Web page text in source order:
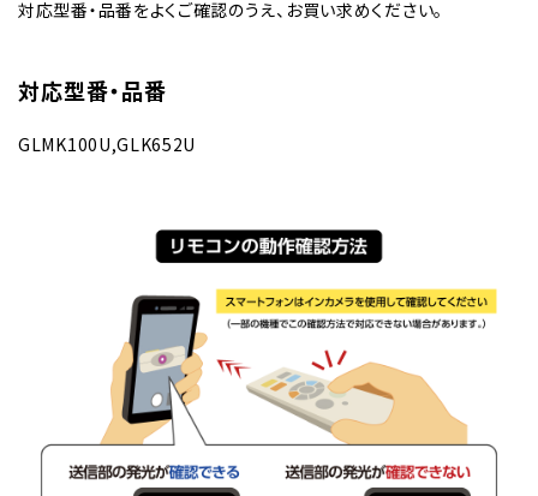
対応型番・品番をよくご確認のうえ、お買い求めください。
対応型番・品番
GLMK100U,GLK652U